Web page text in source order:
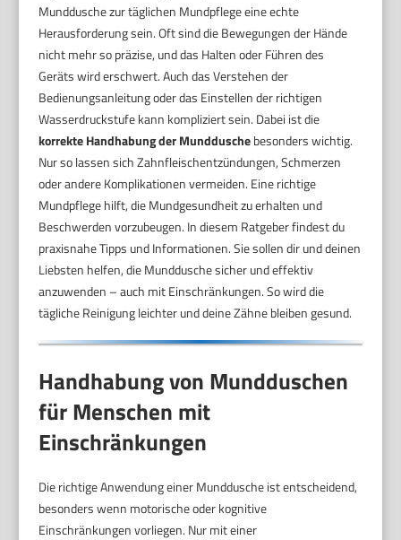
Munddusche zur täglichen Mundpflege eine echte
Herausforderung sein. Oft sind die Bewegungen der Hände
nicht mehr so präzise, und das Halten oder Führen des
Geräts wird erschwert. Auch das Verstehen der
Bedienungsanleitung oder das Einstellen der richtigen
Wasserdruckstufe kann kompliziert sein. Dabei ist die
korrekte Handhabung der Mundduschebesonders wichtig.
Nur so lassen sich Zahnfleischentzündungen, Schmerzen
oder andere Komplikationen vermeiden. Eine richtige
Mundpflege hilft, die Mundgesundheit zu erhalten und
Beschwerden vorzubeugen. In diesem Ratgeber findest du
praxisnahe Tipps und Informationen. Sie sollen dir und deinen
Liebsten helfen, die Munddusche sicher und effektiv
anzuwenden – auch mit Einschränkungen. So wird die
tägliche Reinigung leichter und deine Zähne bleiben gesund.
Handhabung von Mundduschen
für Menschen mit
Einschränkungen
Die richtige Anwendung einer Munddusche ist entscheidend,
besonders wenn motorische oder kognitive
Einschränkungen vorliegen. Nur mit einer